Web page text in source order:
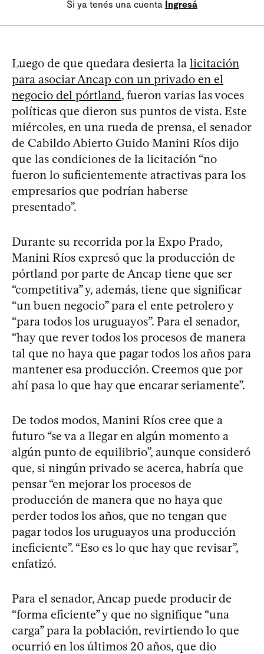
Si ya tenés una cuenta Ingresá
Luego de que quedara desierta la licitación
para asociar Ancap con un privado en el
negocio del pórtland, fueron varias las voces
políticas que dieron sus puntos de vista. Este
miércoles, en una rueda de prensa, el senador
de Cabildo Abierto Guido Manini Ríos dijo
que las condiciones de la licitación “no
fueron lo suficientemente atractivas para los
empresarios que podrían haberse
presentado”.
Durante su recorrida por la Expo Prado,
Manini Ríos expresó que la producción de
pórtland por parte de Ancap tiene que ser
“competitiva” y, además, tiene que significar
“un buen negocio” para el ente petrolero y
“para todos los uruguayos”. Para el senador,
“hay que rever todos los procesos de manera
tal que no haya que pagar todos los años para
mantener esa producción. Creemos que por
ahí pasa lo que hay que encarar seriamente”.
De todos modos, Manini Ríos cree que a
futuro “se va a llegar en algún momento a
algún punto de equilibrio”, aunque consideró
que, si ningún privado se acerca, habría que
pensar “en mejorar los procesos de
producción de manera que no haya que
perder todos los años, que no tengan que
pagar todos los uruguayos una producción
ineficiente”. “Eso es lo que hay que revisar”,
enfatizó.
Para el senador, Ancap puede producir de
“forma eficiente” y que no signifique “una
carga” para la población, revirtiendo lo que
ocurrió en los últimos 20 años, que dio